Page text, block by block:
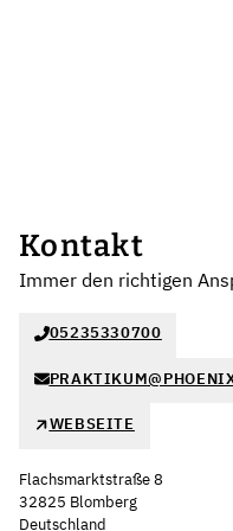
Kontakt
Immer den richtigen
05235330700
WEBSEITE
Flachsmarktstraße 8
32825 Blomberg
Deutschland